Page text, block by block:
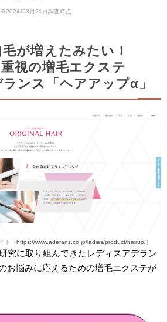
※2024年3月21日調査時点
毛が増えたみたい！
視の増毛エクステ
ンス「ヘアアップα」
ト（https://www.aderans.co.jp/ladies/product/hairup/）
究に取り組んできたレディスアデラン
お悩みに応えるための増毛エクステが